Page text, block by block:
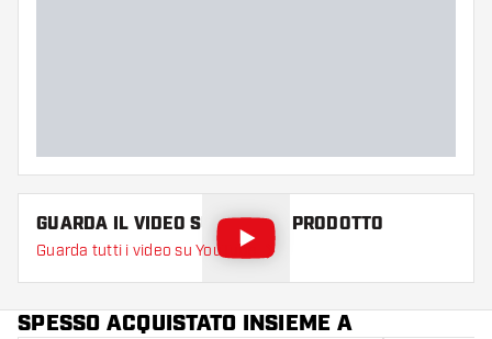
GUARDA IL VIDEO SU QUESTO PRODOTTO
Guarda tutti i video su YouTube
SPESSO ACQUISTATO INSIEME A